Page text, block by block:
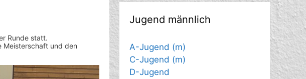
Runde statt.
Meisterschaft und den
Jugend männlich
A-Jugend (m)
C-Jugend (m)
D-Jugend